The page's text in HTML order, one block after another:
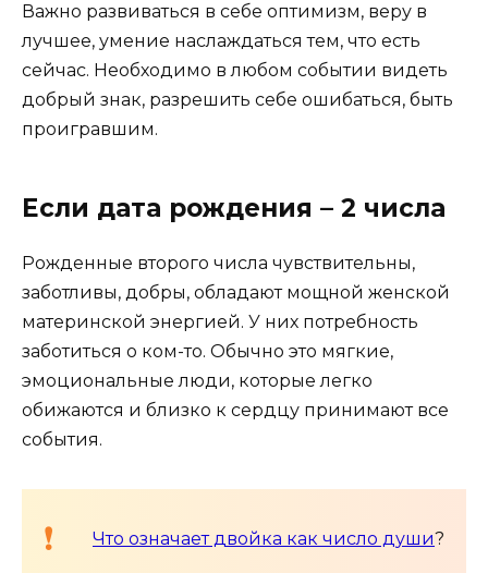
Важно развиваться в себе оптимизм, веру в
лучшее, умение наслаждаться тем, что есть
сейчас. Необходимо в любом событии видеть
добрый знак, разрешить себе ошибаться, быть
проигравшим.
Если дата рождения – 2 числа
Рожденные второго числа чувствительны,
заботливы, добры, обладают мощной женской
материнской энергией. У них потребность
заботиться о ком-то. Обычно это мягкие,
эмоциональные люди, которые легко
обижаются и близко к сердцу принимают все
события.
Что означает двойка как число души?